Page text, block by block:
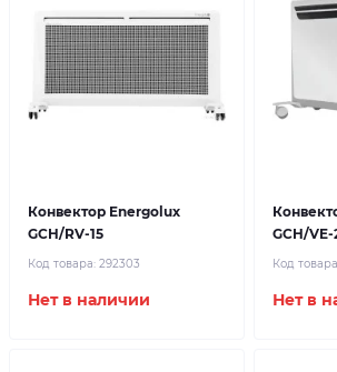
Конвектор Energolux
GCH/RV-15
Код товара: 292303
Нет в наличии
GCH/VE-
Код
Нет в